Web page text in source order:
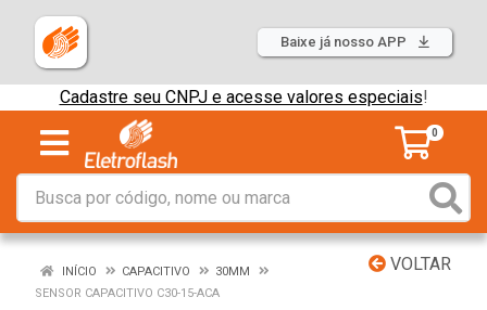
Baixe já nosso APP
Cadastre seu CNPJ e acesse valores especiais!
0
VOLTAR
INÍCIO CAPACITIVO
30MM
SENSOR CAPACITIVO C30-15-ACA